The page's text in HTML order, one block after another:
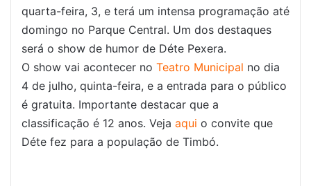
quarta-feira, 3, e terá um intensa programação até
domingo no Parque Central. Um dos destaques
será o show de humor de Déte Pexera.
O show vai acontecer no Teatro Municipal no dia
4 de julho, quinta-feira, e a entrada para o público
é gratuita. Importante destacar que a
classificação é 12 anos. Veja aqui o convite que
Déte fez para a população de Timbó.